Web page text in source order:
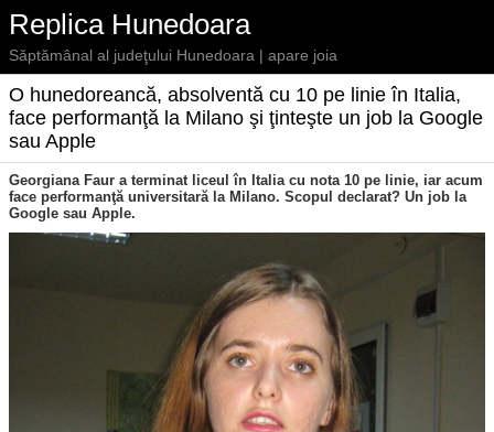
Replica Hunedoara
Săptămânal al judeţului Hunedoara | apare joia
O hunedoreancă, absolventă cu 10 pe linie în Italia,
face performanţă la Milano şi ţinteşte un job la Google
sau Apple
Georgiana Faur a terminat liceul în Italia cu nota 10 pe linie, iar acum
face performanţă universitară la Milano. Scopul declarat? Un job la
Google sau Apple.